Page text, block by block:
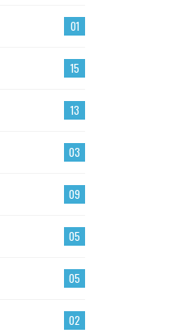
01
15
13
03
09
05
05
02